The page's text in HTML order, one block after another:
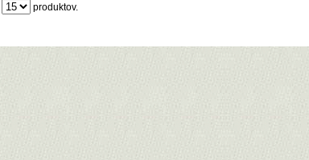
produktov.